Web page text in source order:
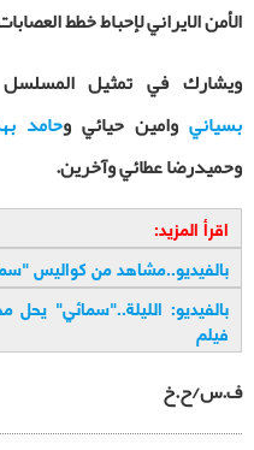
الأمن الايراني لإحباط خطط
ويشارك في تمثيل
بسياني وامين حيائي وحامد
وحميدرضا عطائي وآخرين.
اقرأ المزيد:
بالفيديو..مشاهد من كواليس
فيلم
ف.س/ح.خ